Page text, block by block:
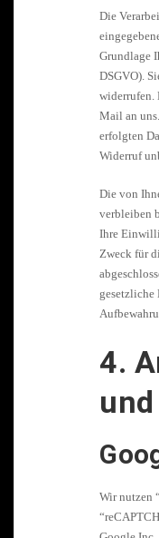
Die
Grundlage
DSGVO).
widerrufen.
Mail an
erfolgten
Widerruf
Die von
verbleiben
Ihre
Zweck für
gesetzliche
4.
Wir nutzen